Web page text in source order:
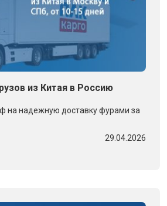
из Китая в Россию
на надежную доставку фурами за
29.04.2026